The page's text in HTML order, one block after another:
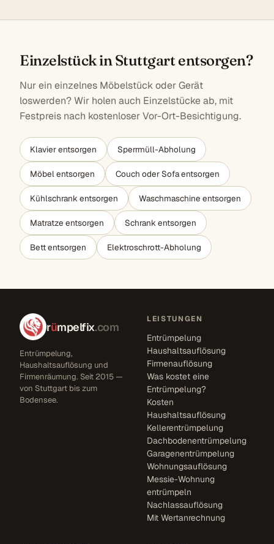
Einzelstück in Stuttgart entsorgen?
Nur ein einzelnes Möbelstück oder Gerät
loswerden? Wir holen auch Einzelstücke ab, mit
Festpreis nach kostenloser Vor-Ort-Besichtigung.
Klavier entsorgen Sperrmüll-Abholung
Möbel entsorgen Couch oder Sofa entsorgen
Kühlschrank entsorgen Waschmaschine entsorgen
Matratze entsorgen Schrank entsorgen
Bett entsorgen Elektroschrott-Abholung
rümpelfix.com
Entrümpelung,
Haushaltsauflösung und
Firmenräumung. Seit 2015 —
von Stuttgart bis zum
Bodensee.
LEISTUNGEN
Entrümpelung
Haushaltsauflösung
Firmenauflösung
Was kostet eine
Entrümpelung?
Kosten
Haushaltsauflösung
Kellerentrümpelung
Dachbodenentrümpelung
Garagenentrümpelung
Wohnungsauflösung
Messie-Wohnung
entrümpeln
Nachlassauflösung
Mit Wertanrechnung